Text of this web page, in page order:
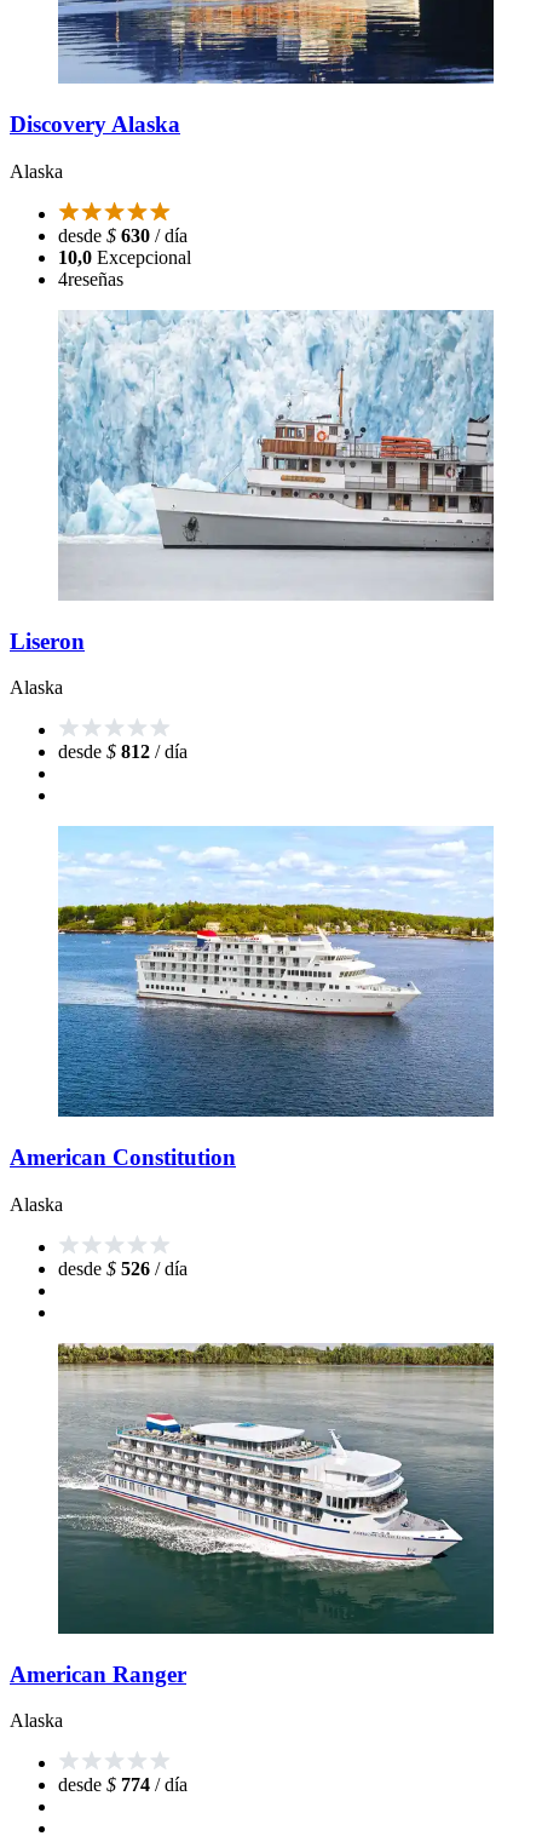
Discovery Alaska
Alaska
desde $ 630 / día
10,0 Excepcional
4reseñas
Liseron
Alaska
desde $ 812 / día
American Constitution
Alaska
desde $ 526 / día
American Ranger
Alaska
desde $ 774 / día